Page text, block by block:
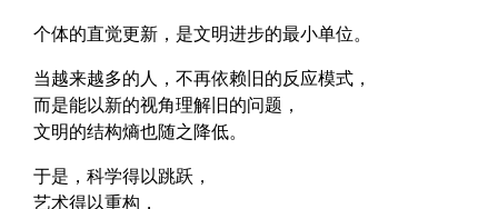
个体的直觉更新，是文明进步的最小单位。
当越来越多的人，不再依赖旧的反应模式，
而是能以新的视角理解旧的问题，
文明的结构熵也随之降低。
于是，科学得以跳跃，
艺术得以重构，